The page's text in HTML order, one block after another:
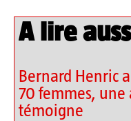
A lire
Bernard Henric
70 femmes,
témoigne